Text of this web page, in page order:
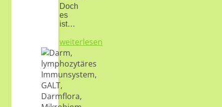
Doch
es
ist…
weiterlesen